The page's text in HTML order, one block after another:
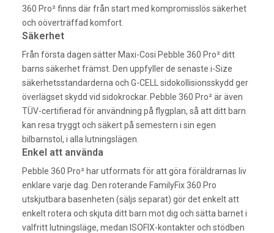
360 Pro² finns där från start med kompromisslös säkerhet
och oöverträffad komfort.
Säkerhet
Från första dagen sätter Maxi-Cosi Pebble 360 Pro² ditt
barns säkerhet främst. Den uppfyller de senaste i-Size
säkerhetsstandarderna och G-CELL sidokollisionsskydd ger
överlägset skydd vid sidokrockar. Pebble 360 Pro² är även
TÜV-certifierad för användning på flygplan, så att ditt barn
kan resa tryggt och säkert på semestern i sin egen
bilbarnstol, i alla lutningslägen.
Enkel att använda
Pebble 360 Pro² har utformats för att göra föräldrarnas liv
enklare varje dag. Den roterande FamilyFix 360 Pro
utskjutbara basenheten (säljs separat) gör det enkelt att
enkelt rotera och skjuta ditt barn mot dig och sätta barnet i
valfritt lutningsläge, medan ISOFIX-kontakter och stödben